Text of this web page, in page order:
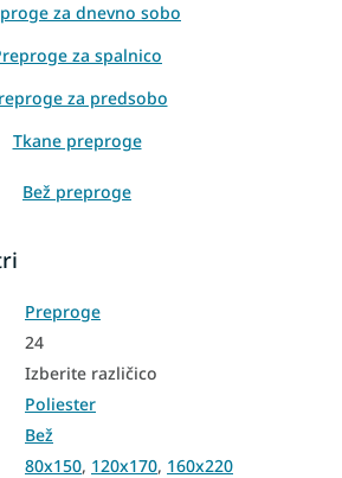
za dnevno sobo
za spalnico
za predsobo
Tkane preproge
Bež preproge
Preproge 160x220
Preproge 200x290
Preproge
24
Izberite različico
Poliester
Bež
80x150, 120x170, 160x220